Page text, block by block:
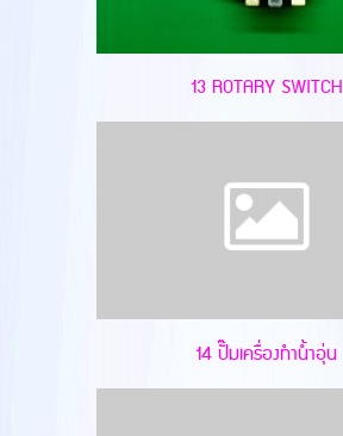
13 ROTARY SWITCH
14 ปั๊มเครื่องทำน้ำอุ่น